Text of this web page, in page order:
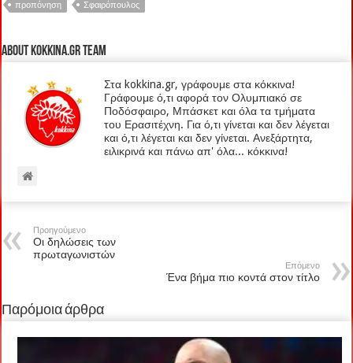
προπόνηση
Σφαιρόπουλος
About kokkina.gr TEAM
Στα kokkina.gr, γράφουμε στα κόκκινα!
Γράφουμε ό,τι αφορά τον Ολυμπιακό σε
Ποδόσφαιρο, Μπάσκετ και όλα τα τμήματα
του Ερασιτέχνη. Για ό,τι γίνεται και δεν λέγεται
και ό,τι λέγεται και δεν γίνεται. Ανεξάρτητα,
ειλικρινά και πάνω απ' όλα... κόκκινα!
Προηγούμενο
Οι δηλώσεις των
πρωταγωνιστών
Επόμενο
Ένα βήμα πιο κοντά στον τίτλο
Παρόμοια άρθρα